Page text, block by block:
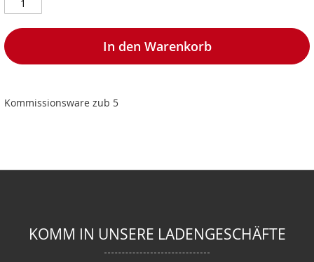
In den Warenkorb
Kommissionsware zub 5
KOMM IN UNSERE LADENGESCHÄFTE